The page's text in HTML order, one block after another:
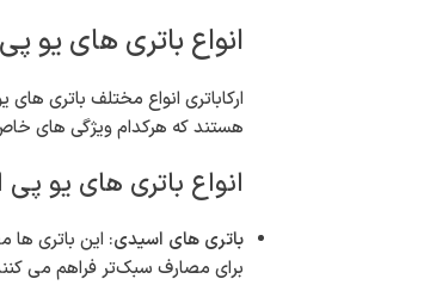
انواع باتری های یو
هستند که هرکدام ویژگی های
انواع باتری های یو
باتری های اسیدی: این باتری
برای مصارف سبک‌تر فراهم می